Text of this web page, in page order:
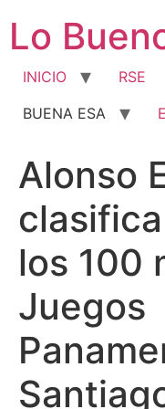
contenido
Lo
INICIO RSE
BUENA ESA
Alonso
los 100
Juegos